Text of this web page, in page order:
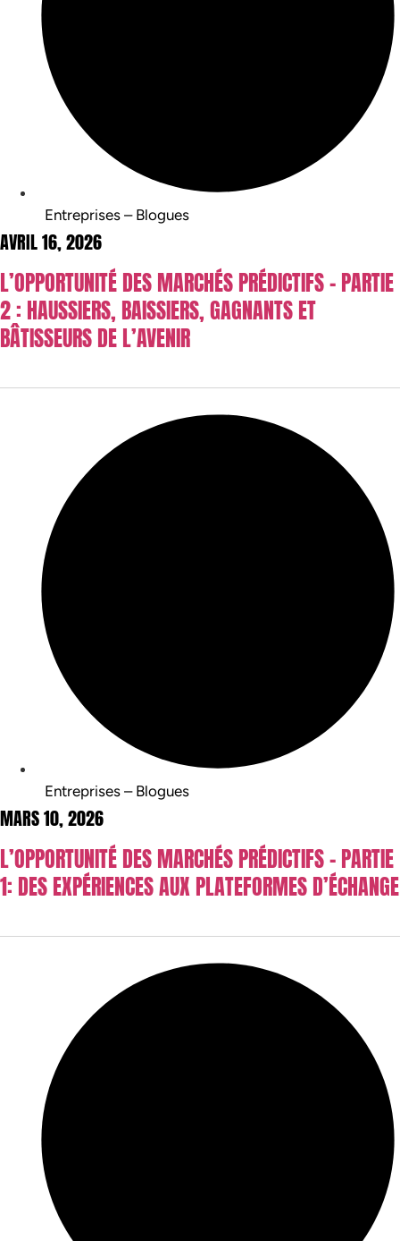
Entreprises – Blogues
AVRIL 16, 2026
L’OPPORTUNITÉ DES MARCHÉS PRÉDICTIFS – PARTIE
2 : HAUSSIERS, BAISSIERS, GAGNANTS ET
BÂTISSEURS DE L’AVENIR
Entreprises – Blogues
MARS 10, 2026
L’OPPORTUNITÉ DES MARCHÉS PRÉDICTIFS – PARTIE
1: DES EXPÉRIENCES AUX PLATEFORMES D’ÉCHANGE